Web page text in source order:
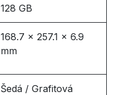
128 GB
168.7 x 257.1 x 6.9
mm
Šedá / Grafitová